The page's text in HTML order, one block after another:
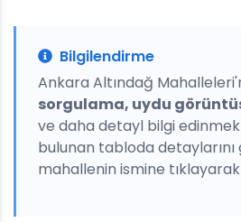
Bilgilendirme
Ankara Altındağ
sorgulama, uydu
ve daha detayl bilgi edinmek
bulunan tabloda
mahallenin ismine